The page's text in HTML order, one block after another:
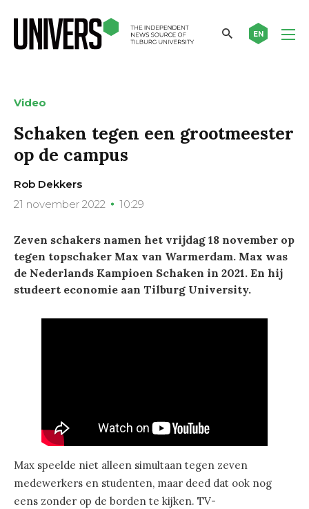
EN
Video
Schaken tegen een grootmeester
op de campus
Rob Dekkers
21 november 2022
10:29
Zeven schakers namen het vrijdag 18 november op
tegen topschaker Max van Warmerdam. Max was
de Nederlands Kampioen Schaken in 2021. En hij
studeert economie aan Tilburg University.
Max speelde niet alleen simultaan tegen zeven
medewerkers en studenten, maar deed dat ook nog
eens zonder op de borden te kijken. TV-